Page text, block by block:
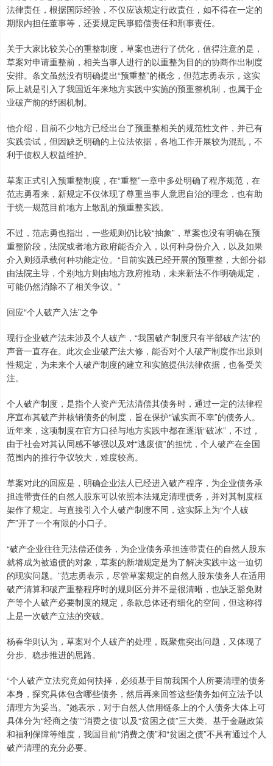
法律责任，根据国际经验，不仅应该规定行政责任，如不得在一定的
期限内担任董事等，还要规定民事赔偿责任和刑事责任。
关于大家比较关心的重整制度，草案也进行了优化，值得注意的是，
草案对申请重整前，相关当事人进行的以重整为目的的协商作出制度
安排。条文虽然没有明确提出“预重整”的概念，但范志勇表示，这实
际上就是引入了我国近年来地方实践中实施的预重整机制，也属于企
业破产前的纾困机制。
他介绍，目前不少地方已经出台了预重整相关的规范性文件，并已有
实践尝试，但因缺乏明确的上位法依据，各地工作开展较为混乱，不
利于债权人权益维护。
草案正式引入预重整制度，在“重整”一章中多处明确了程序规范，在
范志勇看来，新规定不仅体现了尊重当事人意思自治的理念，也有助
于统一规范目前地方上散乱的预重整实践。
不过，范志勇也指出，一些规则仍比较“抽象”，草案也没有明确在预
重整阶段，法院或者地方政府能否介入，以何种身份介入，以及如果
介入则须承载何种功能定位。“目前实践已经开展的预重整，大部分都
由法院主导，个别地方则由地方政府推动，未来新法不作明确规定，
可能仍然消除不了相关争议。”
回应“个人破产入法”之争
现行企业破产法未涉及个人破产，“我国破产制度只有半部破产法”的
声音一直存在。此次企业破产法大修，能否对个人破产制度作出原则
性规定，为未来个人破产制度的建立和实施提供法律依据，也备受关
注。
个人破产制度，是指个人资产无法清偿其债务时，通过一定的法律程
序宣布其破产并核销债务的制度，旨在保护“诚实而不幸”的债务人。
近年来，这项制度在官方口径与地方实践中都在逐渐“破冰”，不过，
由于社会对其认同感不够强以及对“逃废债”的担忧，个人破产在全国
范围内的推行争议较大，难度较高。
草案对此的回应是，明确企业法人已经进入破产程序，为企业债务承
担连带责任的自然人股东可以依照本法规定清理债务，并对其制度框
架作了规定。与直接引入个人破产制度不同，这实际上为“个人破
产”开了一个有限的小口子。
“破产企业往往无法偿还债务，为企业债务承担连带责任的自然人股东
就将成为被追债的对象，草案的新增规定是为了解决实践中这一迫切
的现实问题。”范志勇表示，尽管草案规定的自然人股东债务人在适用
破产清算和破产重整程序时的规则区分并不是很清晰，也缺乏豁免财
产等个人破产必要制度的规定，条款总体还有细化的空间，但这称得
上是一次破产立法的突破。
杨春华则认为，草案对个人破产的处理，既聚焦突出问题，又体现了
分步、稳步推进的思路。
“个人破产立法究竟如何抉择，必须基于目前我国个人所要清理的债务
本身，探究具体包含哪些债务，然后再来回答这些债务如何立法予以
清理方为妥当。”她表示，对于自然人信用链条上的个人债务大体上可
具体分为“经商之债”“消费之债”以及“贫困之债”三大类。基于金融政策
和福利保障等维度，我国目前“消费之债”和“贫困之债”不具有通过个人
破产清理的充分必要。